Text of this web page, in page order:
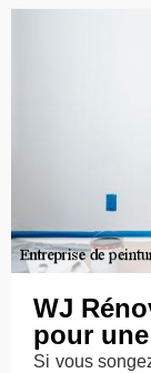
WJ
pour
Si vous